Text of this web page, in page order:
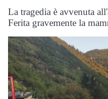
La tragedia è avvenuta
Ferita gravemente la